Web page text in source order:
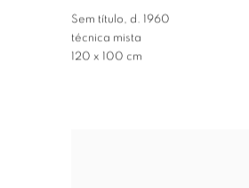
Sem título, d. 1960
técnica mista
120 x 100 cm